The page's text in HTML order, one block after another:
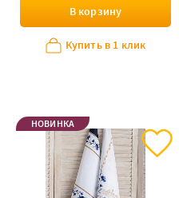
В корзину
Купить в 1 клик
НОВИНКА